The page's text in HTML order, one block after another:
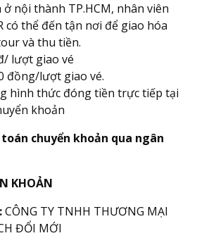
ở nội thành TP.HCM, nhân viên
có thể đến tận nơi để giao hóa
và thu tiền.
lượt giao vé
đồng/lượt giao vé.
hình thức đóng tiền trực tiếp tại
khoản
chuyển khoản qua ngân
KHOẢN
CÔNG TY TNHH THƯƠNG MẠI
ĐỔI MỚI